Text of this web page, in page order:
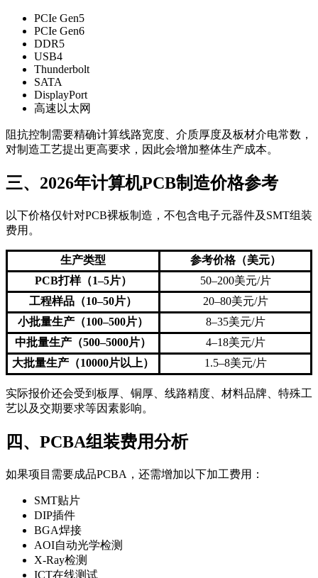
PCIe Gen5
PCIe Gen6
DDR5
USB4
Thunderbolt
SATA
DisplayPort
高速以太网
阻抗控制需要精确计算线路宽度、介质厚度及板材介电常数，
对制造工艺提出更高要求，因此会增加整体生产成本。
三、2026年计算机PCB制造价格参考
以下价格仅针对PCB裸板制造，不包含电子元器件及SMT组装
费用。
生产类型
参考价格（美元）
PCB打样（1–5片）
50–200美元/片
工程样品（10–50片）
20–80美元/片
小批量生产（100–500片）
8–35美元/片
中批量生产（500–5000片）
4–18美元/片
大批量生产（10000片以上）
1.5–8美元/片
实际报价还会受到板厚、铜厚、线路精度、材料品牌、特殊工
艺以及交期要求等因素影响。
四、PCBA组装费用分析
如果项目需要成品PCBA，还需增加以下加工费用：
SMT贴片
DIP插件
BGA焊接
AOI自动光学检测
X-Ray检测
ICT在线测试